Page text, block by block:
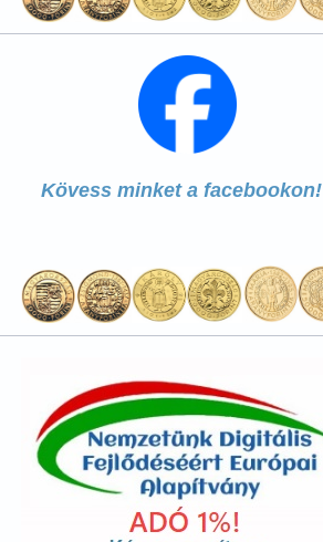
Kövess minket a facebookon!